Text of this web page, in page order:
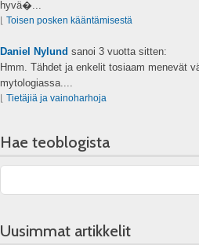
hyvä�...
⌊ Toisen posken kääntämisestä
Daniel Nylund sanoi 3 vuotta sitten:
Hmm. Tähdet ja enkelit tosiaam menevät
mytologiassa....
⌊ Tietäjiä ja vainoharhoja
Hae teoblogista
Uusimmat artikkelit